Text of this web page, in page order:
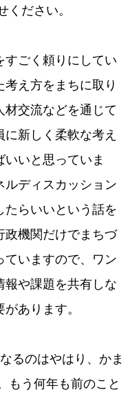
ください。
すごく頼りにしてい
え方をまちに取り
材交流などを通じて
新しく柔軟な考え
いと思っていま
ルディスカッション
たらいいという話を
政機関だけでまちづ
ていますので、ワン
報や課題を共有しな
あります。
るのはやはり、かま
もう何年も前のこと